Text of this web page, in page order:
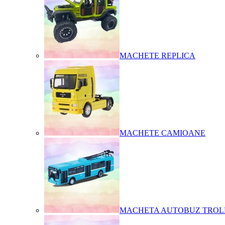
MACHETE REPLICA
MACHETE CAMIOANE
MACHETA AUTOBUZ